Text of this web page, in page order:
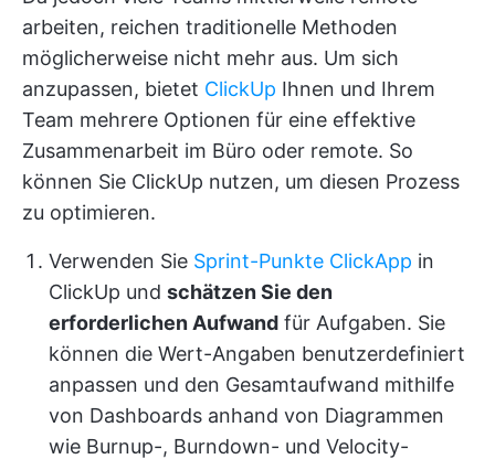
arbeiten, reichen traditionelle Methoden
möglicherweise nicht mehr aus. Um sich
anzupassen, bietet ClickUp Ihnen und Ihrem
Team mehrere Optionen für eine effektive
Zusammenarbeit im Büro oder remote. So
können Sie ClickUp nutzen, um diesen Prozess
zu optimieren.
Verwenden Sie Sprint-Punkte ClickApp in
ClickUp und schätzen Sie den
erforderlichen Aufwand für Aufgaben. Sie
können die Wert-Angaben benutzerdefiniert
anpassen und den Gesamtaufwand mithilfe
von Dashboards anhand von Diagrammen
wie Burnup-, Burndown- und Velocity-